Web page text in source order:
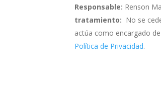
Responsable: Renson
tratamiento: No se
actúa como encargado
Política de Privacidad.